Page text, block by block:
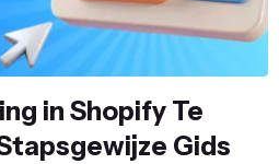
in Shopify Te
Gids